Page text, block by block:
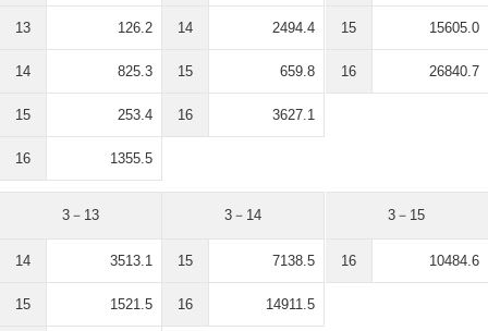
13 126.2
14 825.3
15 253.4
16 1355.5
14 2494.4
15 659.8
16 3627.1
15 15605.0
16 26840.7
3－13
14 3513.1
15 1521.5
3－14
15 7138.5
16 14911.5
3－15
16 10484.6